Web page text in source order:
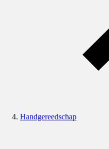
Handgereedschap